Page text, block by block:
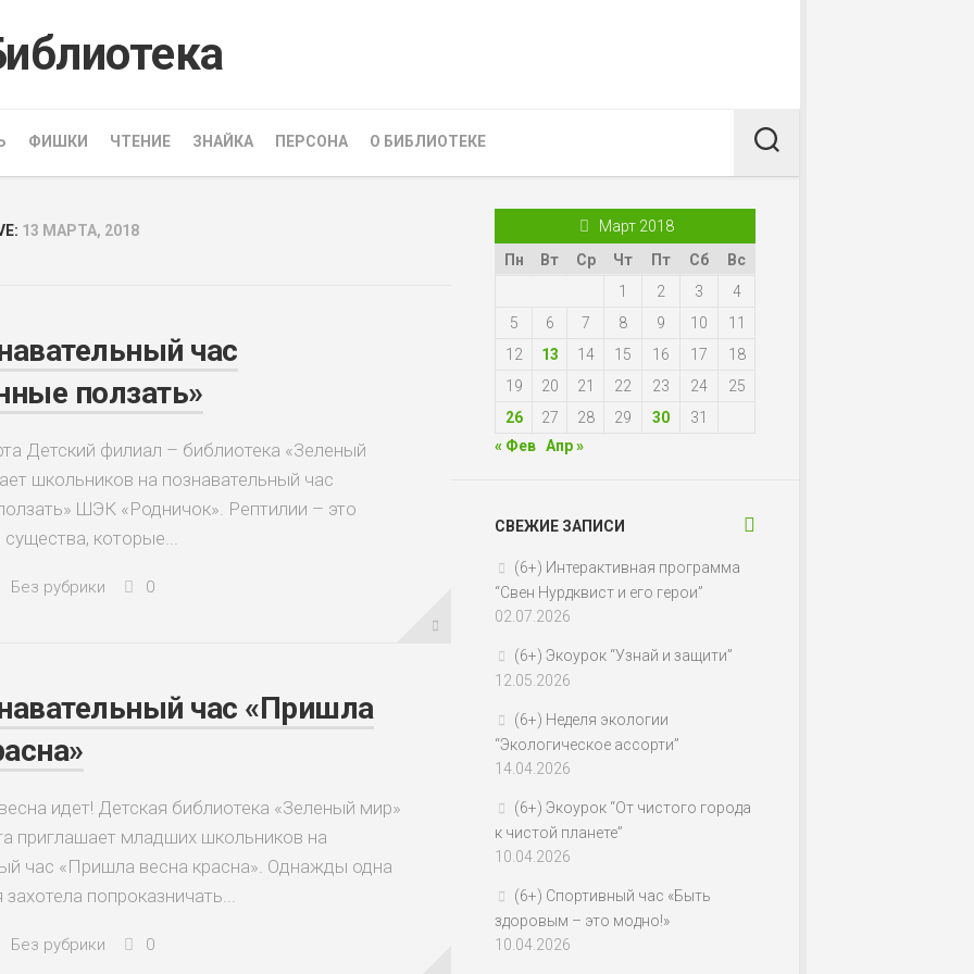
ФИШКИ ЧТЕНИЕ ЗНАЙКА ПЕРСОНА О БИБЛИОТЕКЕ
13 МАРТА, 2018
час
ползать»
Детский филиал – библиотека «Зеленый
школьников на познавательный час
ШЭК «Родничок». Рептилии – это
которые...
Без рубрики 0
час «Пришла
идет! Детская библиотека «Зеленый мир»
приглашает младших школьников на
час «Пришла весна красна». Однажды одна
захотела попроказничать...
Без рубрики 0
Март 2018
Пн
Вт Ср Чт Пт Сб
Вс
1
2 3
4
5
6 7 8 9 10
11
12
13 14 15 16 17
18
19
20 21 22 23 24
25
26
27 28 29 30
31
« Фев Апр »
СВЕЖИЕ ЗАПИСИ
(6+) Интерактивная программа
“Свен Нурдквист и его герои”
02.07.2026
(6+) Экоурок “Узнай и защити”
12.05.2026
(6+) Неделя экологии
“Экологическое ассорти”
14.04.2026
(6+) Экоурок “От чистого города
к чистой планете”
10.04.2026
(6+) Спортивный час «Быть
здоровым – это модно!»
10.04.2026